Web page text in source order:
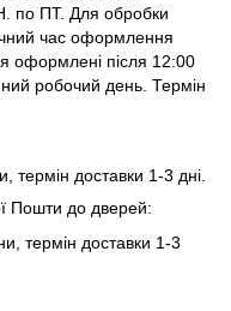
по ПТ. Для обробки
час оформлення
оформлені після 12:00
робочий день. Термін
термін доставки 1-3 дні.
Пошти до дверей:
термін доставки 1-3